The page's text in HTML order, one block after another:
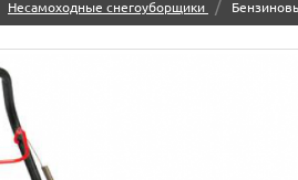
Несамоходные снегоуборщики /